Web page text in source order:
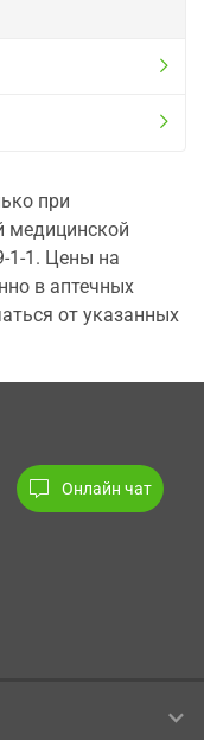
при
медицинской
1-1. Цены на
в аптечных
от указанных
Онлайн чат